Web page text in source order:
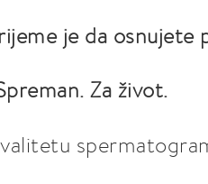
je da osnujete
Za život.